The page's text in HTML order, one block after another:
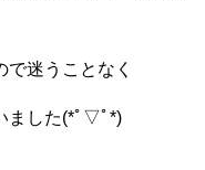
迷うことなく
ました(*ﾟ▽ﾟ*)